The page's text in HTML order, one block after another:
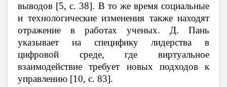
выводов [5, c. 38]. В то же время социальные
и технологические изменения также находят
отражение в работах ученых. Д. Пань
указывает на специфику лидерства в
цифровой среде, где виртуальное
взаимодействие требует новых подходов к
управлению [10, c. 83].